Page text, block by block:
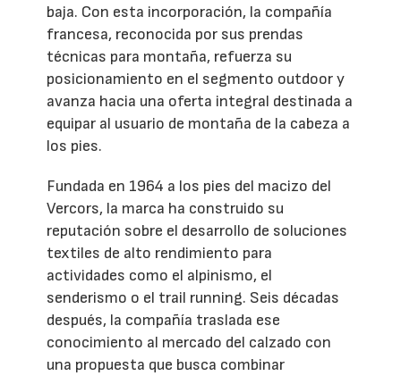
baja. Con esta incorporación, la compañía
francesa, reconocida por sus prendas
técnicas para montaña, refuerza su
posicionamiento en el segmento outdoor y
avanza hacia una oferta integral destinada a
equipar al usuario de montaña de la cabeza a
los pies.
Fundada en 1964 a los pies del macizo del
Vercors, la marca ha construido su
reputación sobre el desarrollo de soluciones
textiles de alto rendimiento para
actividades como el alpinismo, el
senderismo o el trail running. Seis décadas
después, la compañía traslada ese
conocimiento al mercado del calzado con
una propuesta que busca combinar